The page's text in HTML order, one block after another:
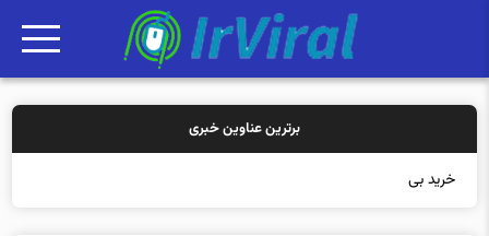
برترین عناوین خبری
خرید بیمه: سنتی یا آنل